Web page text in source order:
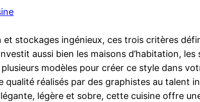
et stockages ingénieux, ces trois critères
aussi bien les maisons d’habitation,
modèles pour créer ce style dans
qualité réalisés par des graphistes au talent
légère et sobre, cette cuisine offre